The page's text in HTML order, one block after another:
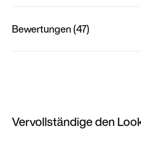
Bewertungen (47)
Vervollständige den